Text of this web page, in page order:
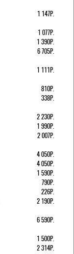
1 147Р.
1 077Р.
1 390Р.
6 705Р.
1 111Р.
810Р.
338Р.
2 230Р.
1 990Р.
2 007Р.
4 050Р.
4 050Р.
1 590Р.
790Р.
226Р.
2 190Р.
6 590Р.
1 500Р.
2 314Р.